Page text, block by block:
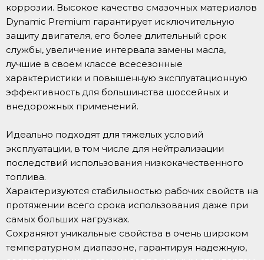
коррозии. Высокое качество смазочных материалов
Dynamic Premium гарантирует исключительную
защиту двигателя, его более длительный срок
службы, увеличение интервала замены масла,
лучшие в своем классе всесезонные
характеристики и повышенную эксплуатационную
эффективность для большинства шоссейных и
внедорожных применений.
Идеально подходят для тяжелых условий
эксплуатации, в том числе для нейтрализации
последствий использования низкокачественного
топлива.
Характеризуются стабильностью рабочих свойств на
протяжении всего срока использования даже при
самых больших нагрузках.
Сохраняют уникальные свойства в очень широком
температурном диапазоне, гарантируя надежную,